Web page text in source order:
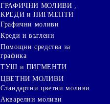
ГРАФИЧНИ МОЛИВИ ,
КРЕДИ и ПИГМЕНТИ
Графични моливи
Креди и въглени
Помощни средства за
графика
ТУШ и ПИГМЕНТИ
ЦВЕТНИ МОЛИВИ
Стандартни цветни моливи
Акварелни моливи